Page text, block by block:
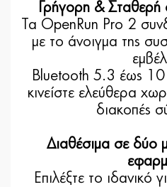
Γρήγορη &
Τα OpenRun Pro 2
με το άνοιγμα της
Bluetooth 5.3 έως 10
κινείστε ελεύθερα
διακοπές
Διαθέσιμα σε δύο
Επιλέξτε το ιδανικό